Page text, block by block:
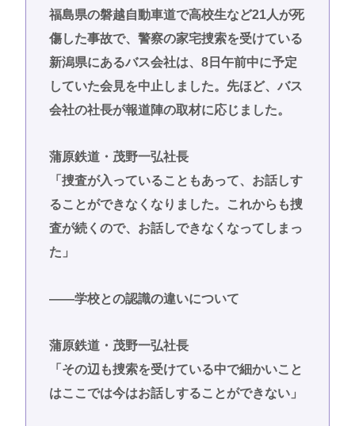
福島県の磐越自動車道で高校生など21人が死
傷した事故で、警察の家宅捜索を受けている
新潟県にあるバス会社は、8日午前中に予定
していた会見を中止しました。先ほど、バス
会社の社長が報道陣の取材に応じました。
蒲原鉄道・茂野一弘社長
「捜査が入っていることもあって、お話しす
ることができなくなりました。これからも捜
査が続くので、お話しできなくなってしまっ
た」
――学校との認識の違いについて
蒲原鉄道・茂野一弘社長
「その辺も捜索を受けている中で細かいこと
はここでは今はお話しすることができない」